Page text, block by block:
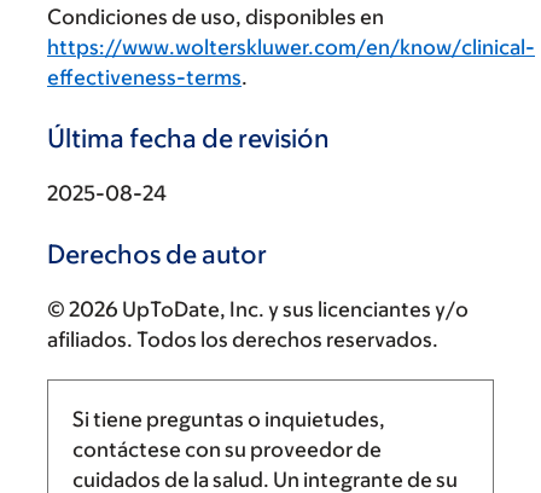
Condiciones de uso, disponibles en
https://www.wolterskluwer.com/en/know/clinical-
effectiveness-terms.
Última fecha de revisión
2025-08-24
Derechos de autor
© 2026 UpToDate, Inc. y sus licenciantes y/o
afiliados. Todos los derechos reservados.
Si tiene preguntas o inquietudes,
contáctese con su proveedor de
cuidados de la salud. Un integrante de su